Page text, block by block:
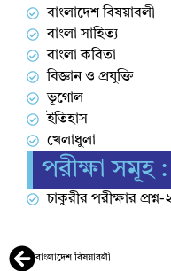
বাংলাদেশ বিষয়াবলী
বাংলা সাহিত্য
বাংলা কবিতা
বিজ্ঞান ও প্রযুক্তি
ভূগোল
ইতিহাস
খেলাধুলা
পরীক্ষা সমূহ :
চাকুরীর পরীক্ষার প্রশ্ন-
বাংলাদেশ বিষয়াবলী